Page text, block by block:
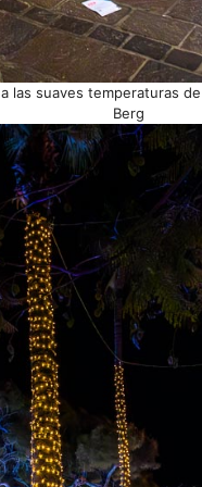
las suaves temperaturas
Berg